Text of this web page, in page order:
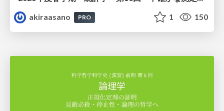
akiraasano
PRO 1 150